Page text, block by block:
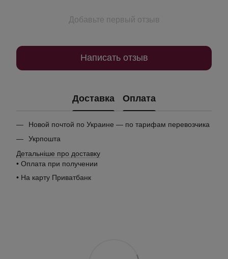
Добавьте первый отзыв
Написать отзыв
Доставка Оплата
Новой почтой по Украине — по тарифам перевозчика
Укрпошта
Детальніше про доставку
• Оплата при получении
• На карту Приватбанк